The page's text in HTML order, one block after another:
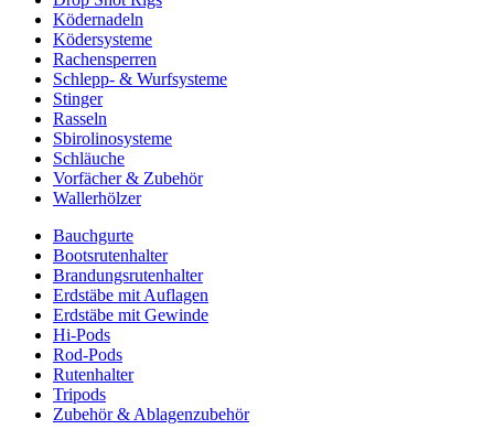
Ködernadeln
Ködersysteme
Rachensperren
Schlepp- & Wurfsysteme
Stinger
Rasseln
Sbirolinosysteme
Schläuche
Vorfächer & Zubehör
Wallerhölzer
Bauchgurte
Bootsrutenhalter
Brandungsrutenhalter
Erdstäbe mit Auflagen
Erdstäbe mit Gewinde
Hi-Pods
Rod-Pods
Rutenhalter
Tripods
Zubehör & Ablagenzubehör